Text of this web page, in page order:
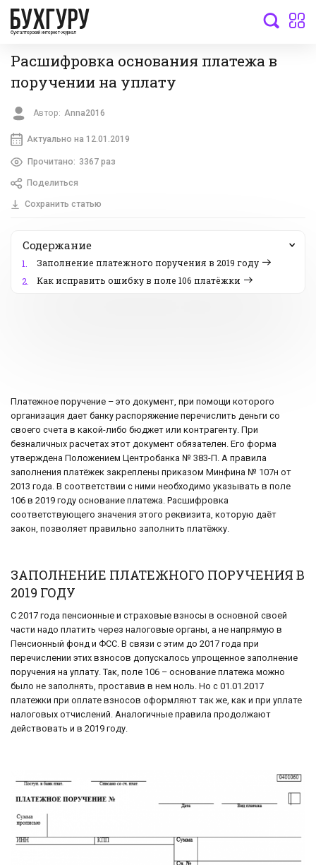
бухгалтерский интернет-журнал
Расшифровка основания платежа в
поручении на уплату
Автор: Anna2016
Актуально на 12.01.2019
Прочитано: 3367 раз
Поделиться
Сохранить статью
Содержание
1.
Заполнение платежного поручения в 2019 году
2.
Как исправить ошибку в поле 106 платёжки
Платежное поручение – это документ, при помощи которого
организация дает банку распоряжение перечислить деньги со
своего счета в какой-либо бюджет или контрагенту. При
безналичных расчетах этот документ обязателен. Его форма
утверждена Положением Центробанка № 383-П. А правила
заполнения платёжек закреплены приказом Минфина № 107н от
2013 года. В соответствии с ними необходимо указывать в поле
106 в 2019 году основание платежа. Расшифровка
соответствующего значения этого реквизита, которую даёт
закон, позволяет правильно заполнить платёжку.
ЗАПОЛНЕНИЕ ПЛАТЕЖНОГО ПОРУЧЕНИЯ В
2019 ГОДУ
С 2017 года пенсионные и страховые взносы в основной своей
части надо платить через налоговые органы, а не напрямую в
Пенсионный фонд и ФСС. В связи с этим до 2017 года при
перечислении этих взносов допускалось упрощенное заполнение
поручения на уплату. Так, поле 106 – основание платежа можно
было не заполнять, проставив в нем ноль. Но с 01.01.2017
платежки при оплате взносов оформляют так же, как и при уплате
налоговых отчислений. Аналогичные правила продолжают
действовать и в 2019 году.